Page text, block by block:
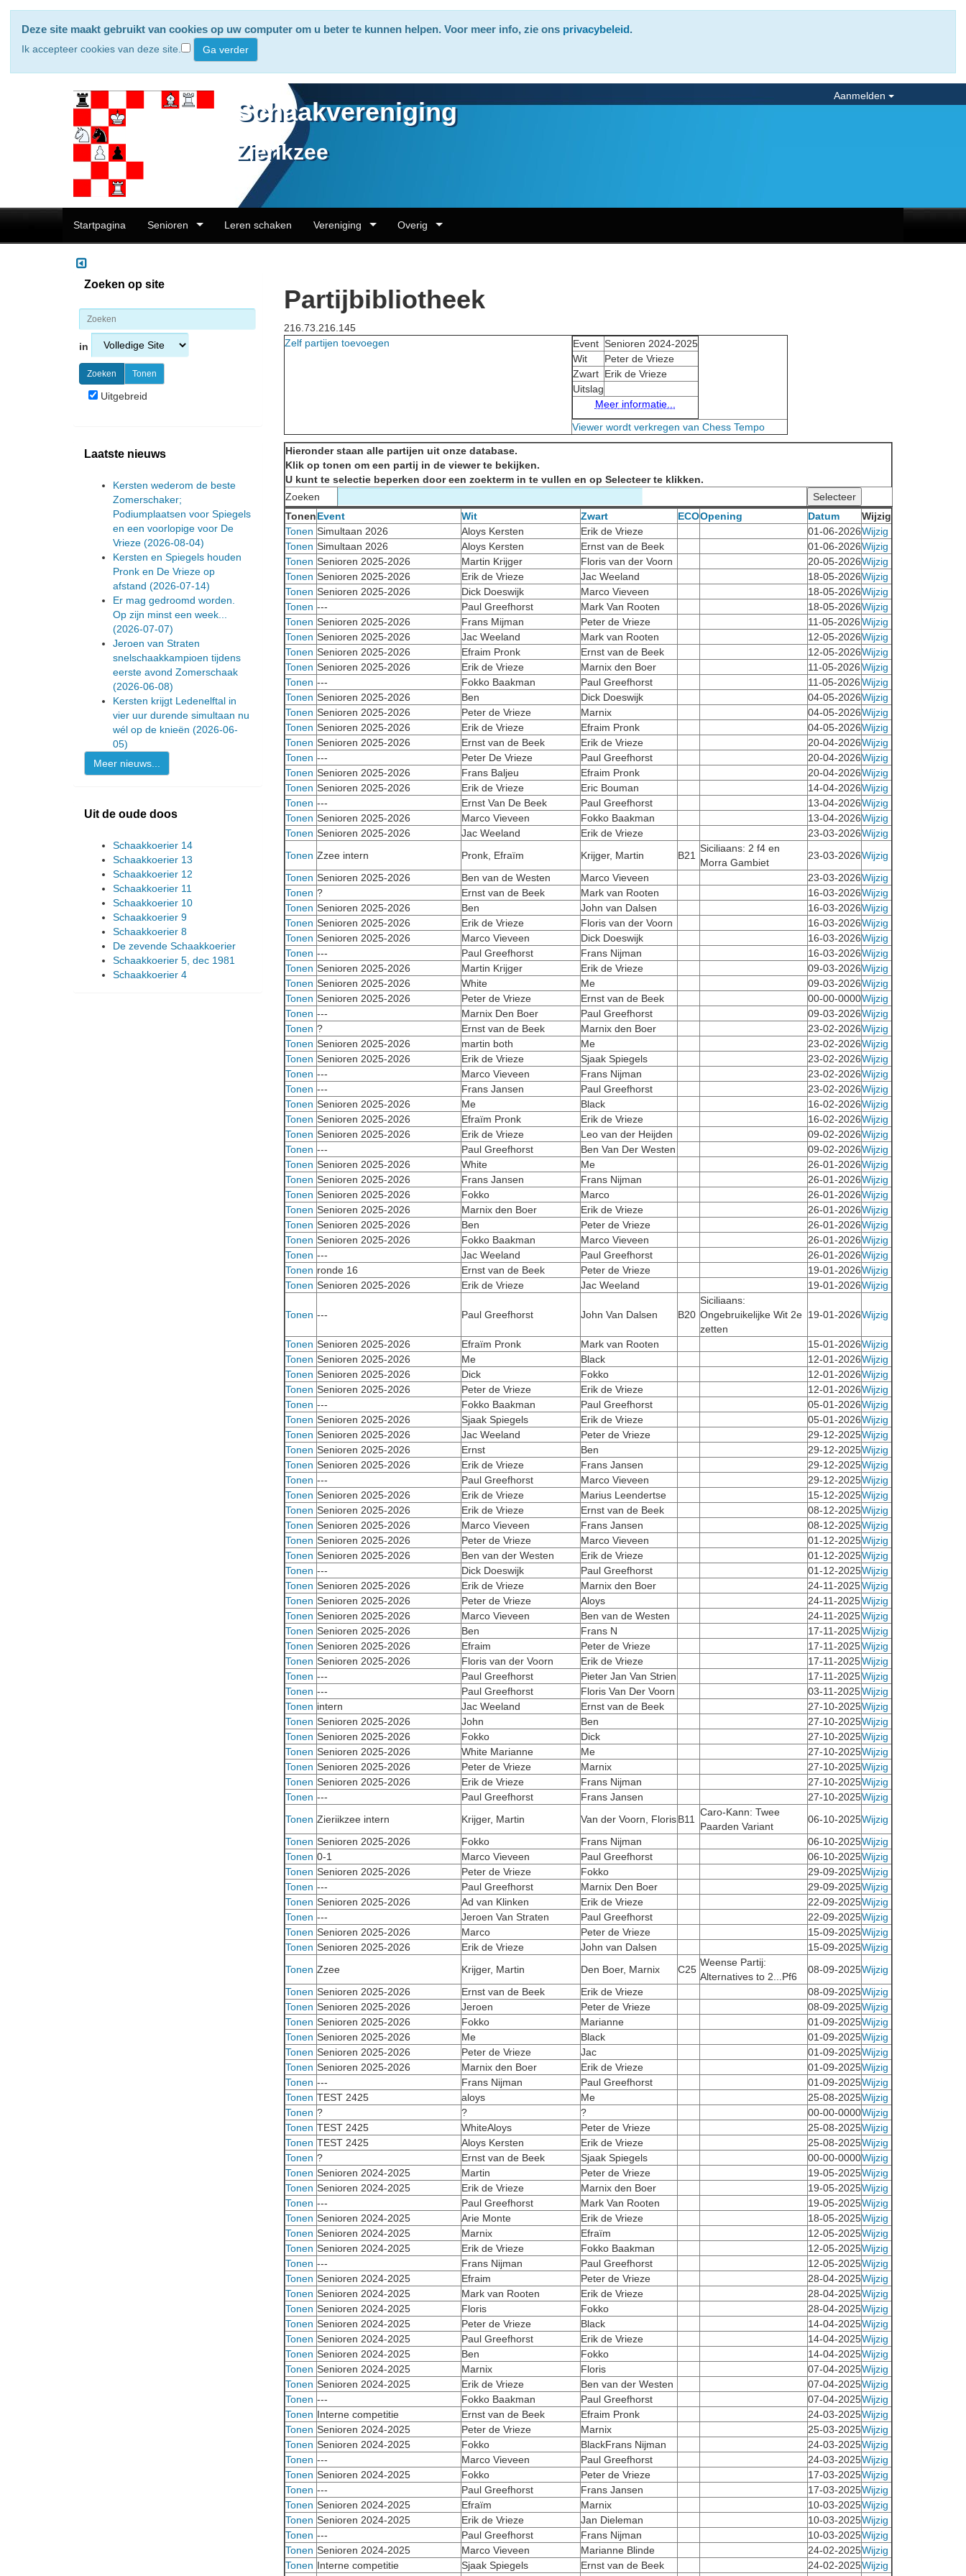
Deze site maakt gebruikt van cookies op uw computer om u beter te kunnen helpen. Voor meer info, zie ons privacybeleid.
Ik accepteer cookies van deze site.
Schaakvereniging
Zierikzee
Aanmelden
Startpagina Senioren Leren schaken Vereniging Overig
Partijbibliotheek
216.73.216.145
Zelf partijen toevoegen
Event Senioren 2024-2025
Wit
Peter de Vrieze
Zwart Erik de Vrieze
Uitslag
Meer informatie...
Viewer wordt verkregen van Chess Tempo
Hieronder staan alle partijen uit onze database.
Klik op tonen om een partij in de viewer te bekijken.
U kunt te selectie beperken door een zoekterm in te vullen en op Selecteer te klikken.
Zoeken
TonenEvent Wit Zwart ECOOpening Datum
Wijzig
Tonen Simultaan 2026 Aloys Kersten Erik de Vrieze 01-06-2026Wijzig
Tonen Simultaan 2026 Aloys Kersten Ernst van de Beek 01-06-2026Wijzig
Tonen Senioren 2025-2026 Martin Krijger Floris van der Voorn 20-05-2026Wijzig
Tonen Senioren 2025-2026 Erik de Vrieze Jac Weeland 18-05-2026Wijzig
Tonen Senioren 2025-2026 Dick Doeswijk Marco Vieveen 18-05-2026Wijzig
Tonen --- Paul Greefhorst Mark Van Rooten 18-05-2026Wijzig
Tonen Senioren 2025-2026 Frans Mijman Peter de Vrieze 11-05-2026Wijzig
Tonen Senioren 2025-2026 Jac Weeland Mark van Rooten 12-05-2026Wijzig
Tonen Senioren 2025-2026 Efraim Pronk Ernst van de Beek 12-05-2026Wijzig
Tonen Senioren 2025-2026 Erik de Vrieze Marnix den Boer 11-05-2026Wijzig
Tonen --- Fokko Baakman Paul Greefhorst 11-05-2026Wijzig
Tonen Senioren 2025-2026 Ben Dick Doeswijk 04-05-2026Wijzig
Tonen Senioren 2025-2026 Peter de Vrieze Marnix 04-05-2026Wijzig
Tonen Senioren 2025-2026 Erik de Vrieze Efraim Pronk 04-05-2026Wijzig
Tonen Senioren 2025-2026 Ernst van de Beek Erik de Vrieze 20-04-2026Wijzig
Tonen --- Peter De Vrieze Paul Greefhorst 20-04-2026Wijzig
Tonen Senioren 2025-2026 Frans Baljeu Efraim Pronk 20-04-2026Wijzig
Tonen Senioren 2025-2026 Erik de Vrieze Eric Bouman 14-04-2026Wijzig
Tonen --- Ernst Van De Beek Paul Greefhorst 13-04-2026Wijzig
Tonen Senioren 2025-2026 Marco Vieveen Fokko Baakman 13-04-2026Wijzig
Tonen Senioren 2025-2026 Jac Weeland Erik de Vrieze 23-03-2026Wijzig
Tonen Zzee intern Pronk, Efraïm Krijger, Martin B21
Siciliaans: 2 f4 en
Morra Gambiet
23-03-2026Wijzig
Tonen Senioren 2025-2026 Ben van de Westen Marco Vieveen 23-03-2026Wijzig
Tonen ? Ernst van de Beek Mark van Rooten 16-03-2026Wijzig
Tonen Senioren 2025-2026 Ben John van Dalsen 16-03-2026Wijzig
Tonen Senioren 2025-2026 Erik de Vrieze Floris van der Voorn 16-03-2026Wijzig
Tonen Senioren 2025-2026 Marco Vieveen Dick Doeswijk 16-03-2026Wijzig
Tonen --- Paul Greefhorst Frans Nijman 16-03-2026Wijzig
Tonen Senioren 2025-2026 Martin Krijger Erik de Vrieze 09-03-2026Wijzig
Tonen Senioren 2025-2026 White Me 09-03-2026Wijzig
Tonen Senioren 2025-2026 Peter de Vrieze Ernst van de Beek 00-00-0000Wijzig
Tonen --- Marnix Den Boer Paul Greefhorst 09-03-2026Wijzig
Tonen ? Ernst van de Beek Marnix den Boer 23-02-2026Wijzig
Tonen Senioren 2025-2026 martin both Me 23-02-2026Wijzig
Tonen Senioren 2025-2026 Erik de Vrieze Sjaak Spiegels 23-02-2026Wijzig
Tonen --- Marco Vieveen Frans Nijman 23-02-2026Wijzig
Tonen --- Frans Jansen Paul Greefhorst 23-02-2026Wijzig
Tonen Senioren 2025-2026 Me Black 16-02-2026Wijzig
Tonen Senioren 2025-2026 Efraïm Pronk Erik de Vrieze 16-02-2026Wijzig
Tonen Senioren 2025-2026 Erik de Vrieze Leo van der Heijden 09-02-2026Wijzig
Tonen --- Paul Greefhorst Ben Van Der Westen 09-02-2026Wijzig
Tonen Senioren 2025-2026 White Me 26-01-2026Wijzig
Tonen Senioren 2025-2026 Frans Jansen Frans Nijman 26-01-2026Wijzig
Tonen Senioren 2025-2026 Fokko Marco 26-01-2026Wijzig
Tonen Senioren 2025-2026 Marnix den Boer Erik de Vrieze 26-01-2026Wijzig
Tonen Senioren 2025-2026 Ben Peter de Vrieze 26-01-2026Wijzig
Tonen Senioren 2025-2026 Fokko Baakman Marco Vieveen 26-01-2026Wijzig
Tonen --- Jac Weeland Paul Greefhorst 26-01-2026Wijzig
Tonen ronde 16 Ernst van de Beek Peter de Vrieze 19-01-2026Wijzig
Tonen Senioren 2025-2026 Erik de Vrieze Jac Weeland 19-01-2026Wijzig
Tonen --- Paul Greefhorst John Van Dalsen B20
Siciliaans:
Ongebruikelijke Wit 2e
zetten
19-01-2026Wijzig
Tonen Senioren 2025-2026 Efraïm Pronk Mark van Rooten 15-01-2026Wijzig
Tonen Senioren 2025-2026 Me Black 12-01-2026Wijzig
Tonen Senioren 2025-2026 Dick Fokko 12-01-2026Wijzig
Tonen Senioren 2025-2026 Peter de Vrieze Erik de Vrieze 12-01-2026Wijzig
Tonen --- Fokko Baakman Paul Greefhorst 05-01-2026Wijzig
Tonen Senioren 2025-2026 Sjaak Spiegels Erik de Vrieze 05-01-2026Wijzig
Tonen Senioren 2025-2026 Jac Weeland Peter de Vrieze 29-12-2025Wijzig
Tonen Senioren 2025-2026 Ernst Ben 29-12-2025Wijzig
Tonen Senioren 2025-2026 Erik de Vrieze Frans Jansen 29-12-2025Wijzig
Tonen --- Paul Greefhorst Marco Vieveen 29-12-2025Wijzig
Tonen Senioren 2025-2026 Erik de Vrieze Marius Leendertse 15-12-2025Wijzig
Tonen Senioren 2025-2026 Erik de Vrieze Ernst van de Beek 08-12-2025Wijzig
Tonen Senioren 2025-2026 Marco Vieveen Frans Jansen 08-12-2025Wijzig
Tonen Senioren 2025-2026 Peter de Vrieze Marco Vieveen 01-12-2025Wijzig
Tonen Senioren 2025-2026 Ben van der Westen Erik de Vrieze 01-12-2025Wijzig
Tonen --- Dick Doeswijk Paul Greefhorst 01-12-2025Wijzig
Tonen Senioren 2025-2026 Erik de Vrieze Marnix den Boer 24-11-2025Wijzig
Tonen Senioren 2025-2026 Peter de Vrieze Aloys 24-11-2025Wijzig
Tonen Senioren 2025-2026 Marco Vieveen Ben van de Westen 24-11-2025Wijzig
Tonen Senioren 2025-2026 Ben Frans N 17-11-2025Wijzig
Tonen Senioren 2025-2026 Efraim Peter de Vrieze 17-11-2025Wijzig
Tonen Senioren 2025-2026 Floris van der Voorn Erik de Vrieze 17-11-2025Wijzig
Tonen --- Paul Greefhorst Pieter Jan Van Strien 17-11-2025Wijzig
Tonen --- Paul Greefhorst Floris Van Der Voorn 03-11-2025Wijzig
Tonen intern Jac Weeland Ernst van de Beek 27-10-2025Wijzig
Tonen Senioren 2025-2026 John Ben 27-10-2025Wijzig
Tonen Senioren 2025-2026 Fokko Dick 27-10-2025Wijzig
Tonen Senioren 2025-2026 White Marianne Me 27-10-2025Wijzig
Tonen Senioren 2025-2026 Peter de Vrieze Marnix 27-10-2025Wijzig
Tonen Senioren 2025-2026 Erik de Vrieze Frans Nijman 27-10-2025Wijzig
Tonen --- Paul Greefhorst Frans Jansen 27-10-2025Wijzig
Tonen Zieriikzee intern Krijger, Martin Van der Voorn, Floris B11
Caro-Kann: Twee
Paarden Variant
06-10-2025Wijzig
Tonen Senioren 2025-2026 Fokko Frans Nijman 06-10-2025Wijzig
Tonen 0-1 Marco Vieveen Paul Greefhorst 06-10-2025Wijzig
Tonen Senioren 2025-2026 Peter de Vrieze Fokko 29-09-2025Wijzig
Tonen --- Paul Greefhorst Marnix Den Boer 29-09-2025Wijzig
Tonen Senioren 2025-2026 Ad van Klinken Erik de Vrieze 22-09-2025Wijzig
Tonen --- Jeroen Van Straten Paul Greefhorst 22-09-2025Wijzig
Tonen Senioren 2025-2026 Marco Peter de Vrieze 15-09-2025Wijzig
Tonen Senioren 2025-2026 Erik de Vrieze John van Dalsen 15-09-2025Wijzig
Tonen Zzee Krijger, Martin Den Boer, Marnix C25
Weense Partij:
Alternatives to 2...Pf6
08-09-2025Wijzig
Tonen Senioren 2025-2026 Ernst van de Beek Erik de Vrieze 08-09-2025Wijzig
Tonen Senioren 2025-2026 Jeroen Peter de Vrieze 08-09-2025Wijzig
Tonen Senioren 2025-2026 Fokko Marianne 01-09-2025Wijzig
Tonen Senioren 2025-2026 Me Black 01-09-2025Wijzig
Tonen Senioren 2025-2026 Peter de Vrieze Jac 01-09-2025Wijzig
Tonen Senioren 2025-2026 Marnix den Boer Erik de Vrieze 01-09-2025Wijzig
Tonen --- Frans Nijman Paul Greefhorst 01-09-2025Wijzig
Tonen TEST 2425 aloys Me 25-08-2025Wijzig
Tonen ? ? ? 00-00-0000Wijzig
Tonen TEST 2425 WhiteAloys Peter de Vrieze 25-08-2025Wijzig
Tonen TEST 2425 Aloys Kersten Erik de Vrieze 25-08-2025Wijzig
Tonen ? Ernst van de Beek Sjaak Spiegels 00-00-0000Wijzig
Tonen Senioren 2024-2025 Martin Peter de Vrieze 19-05-2025Wijzig
Tonen Senioren 2024-2025 Erik de Vrieze Marnix den Boer 19-05-2025Wijzig
Tonen --- Paul Greefhorst Mark Van Rooten 19-05-2025Wijzig
Tonen Senioren 2024-2025 Arie Monte Erik de Vrieze 18-05-2025Wijzig
Tonen Senioren 2024-2025 Marnix Efraïm 12-05-2025Wijzig
Tonen Senioren 2024-2025 Erik de Vrieze Fokko Baakman 12-05-2025Wijzig
Tonen --- Frans Nijman Paul Greefhorst 12-05-2025Wijzig
Tonen Senioren 2024-2025 Efraim Peter de Vrieze 28-04-2025Wijzig
Tonen Senioren 2024-2025 Mark van Rooten Erik de Vrieze 28-04-2025Wijzig
Tonen Senioren 2024-2025 Floris Fokko 28-04-2025Wijzig
Tonen Senioren 2024-2025 Peter de Vrieze Black 14-04-2025Wijzig
Tonen Senioren 2024-2025 Paul Greefhorst Erik de Vrieze 14-04-2025Wijzig
Tonen Senioren 2024-2025 Ben Fokko 14-04-2025Wijzig
Tonen Senioren 2024-2025 Marnix Floris 07-04-2025Wijzig
Tonen Senioren 2024-2025 Erik de Vrieze Ben van der Westen 07-04-2025Wijzig
Tonen --- Fokko Baakman Paul Greefhorst 07-04-2025Wijzig
Tonen Interne competitie Ernst van de Beek Efraim Pronk 24-03-2025Wijzig
Tonen Senioren 2024-2025 Peter de Vrieze Marnix 25-03-2025Wijzig
Tonen Senioren 2024-2025 Fokko BlackFrans Nijman 24-03-2025Wijzig
Tonen --- Marco Vieveen Paul Greefhorst 24-03-2025Wijzig
Tonen Senioren 2024-2025 Fokko Peter de Vrieze 17-03-2025Wijzig
Tonen --- Paul Greefhorst Frans Jansen 17-03-2025Wijzig
Tonen Senioren 2024-2025 Efraïm Marnix 10-03-2025Wijzig
Tonen Senioren 2024-2025 Erik de Vrieze Jan Dieleman 10-03-2025Wijzig
Tonen --- Paul Greefhorst Frans Nijman 10-03-2025Wijzig
Tonen Senioren 2024-2025 Marco Vieveen Marianne Blinde 24-02-2025Wijzig
Tonen Interne competitie Sjaak Spiegels Ernst van de Beek 24-02-2025Wijzig
Zoeken op site
in
Uitgebreid
Laatste nieuws
Kersten wederom de beste
Zomerschaker;
Podiumplaatsen voor Spiegels
en een voorlopige voor De
Vrieze (2026-08-04)
Kersten en Spiegels houden
Pronk en De Vrieze op
afstand (2026-07-14)
Er mag gedroomd worden.
Op zijn minst een week...
(2026-07-07)
Jeroen van Straten
snelschaakkampioen tijdens
eerste avond Zomerschaak
(2026-06-08)
Kersten krijgt Ledenelftal in
vier uur durende simultaan nu
wél op de knieën (2026-06-
05)
Meer nieuws...
Uit de oude doos
Schaakkoerier 14
Schaakkoerier 13
Schaakkoerier 12
Schaakkoerier 11
Schaakkoerier 10
Schaakkoerier 9
Schaakkoerier 8
De zevende Schaakkoerier
Schaakkoerier 5, dec 1981
Schaakkoerier 4